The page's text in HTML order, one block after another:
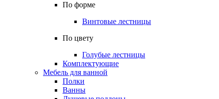
По форме
Винтовые лестницы
По цвету
Голубые лестницы
Комплектующие
Мебель для ванной
Полки
Ванны